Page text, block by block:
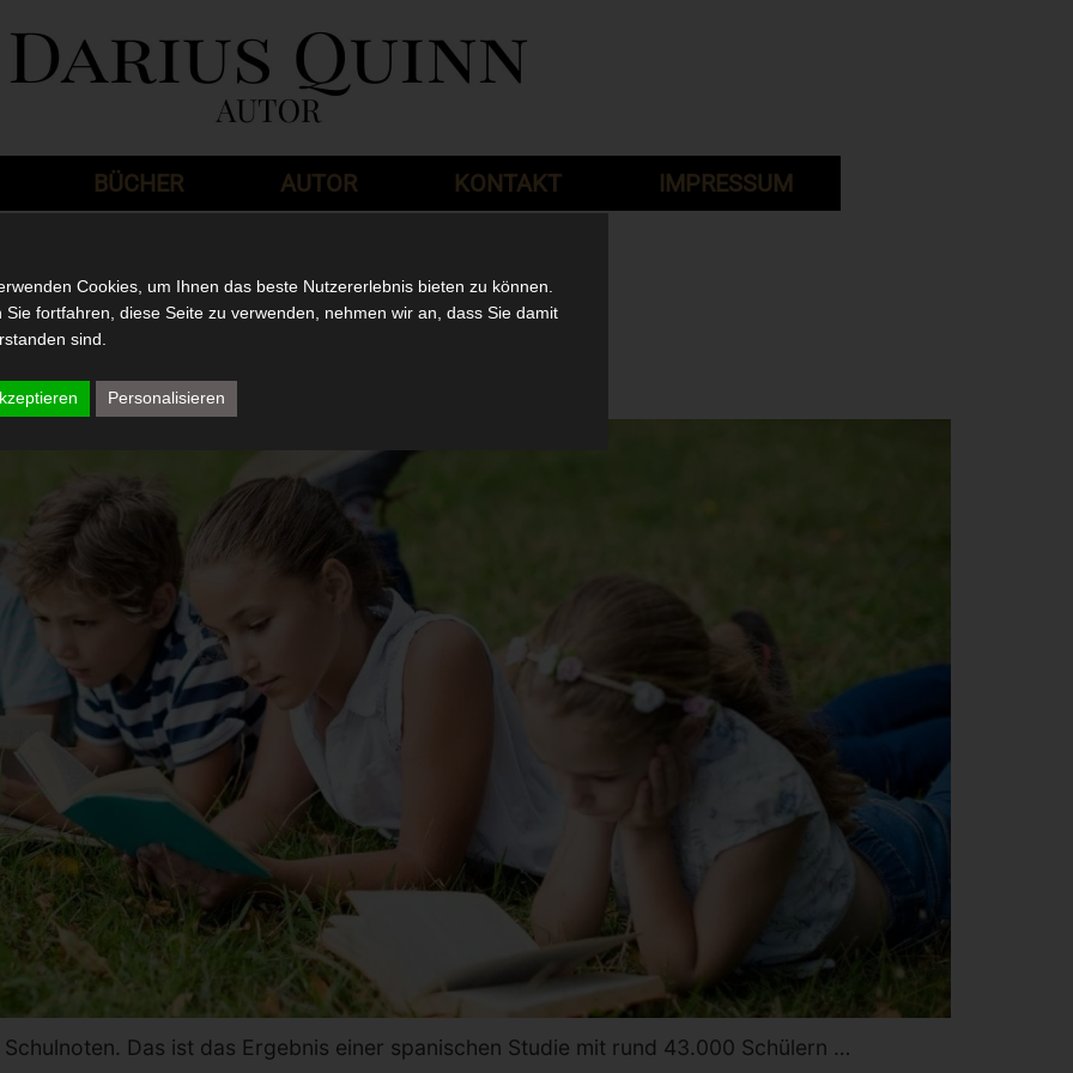
BÜCHER AUTOR KONTAKT IMPRESSUM
Schulnoten
Das ist das Ergebnis einer spanischen Studie mit rund 43.000 Schülern …
Cookies, um Ihnen das beste Nutzererlebnis bieten zu können.
Sie fortfahren, diese Seite zu verwenden, nehmen wir an, dass Sie damit
sind.
Personalisieren